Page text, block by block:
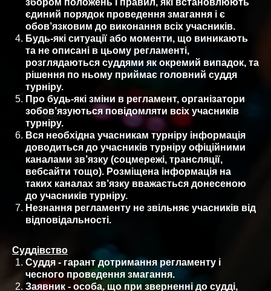
збором положень і правил, які встановлюють
єдиний порядок проведення змагання і є
обов’язковим до виконання всіх учасників.
Будь-які ситуації або моменти, що виникають
та не описані в цьому регламенті,
розглядаються суддями як окремий випадок, та
рішення по ньому приймає головний суддя
турніру.
Про будь-які зміни в регламент, організатори
зобов’язуються повідомляти всіх учасників
турніру.
Вся необхідна учасникам турніру інформація
доводиться до учасників турніру офіційними
каналами зв’язку (соцмережі, трансляції,
вебсайти тощо). Розміщена інформація на
таких каналах зв’язку вважається донесеною
до учасників турніру.
Незнання регламенту не звільняє учасників від
відповідальності.
Суддівство
Суддя - гарант дотримання регламенту і
чесного проведення змагання.
Заявник - особа, що при зверненні до судді,